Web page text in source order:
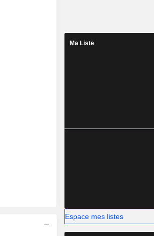
Ma Liste
Espace mes listes